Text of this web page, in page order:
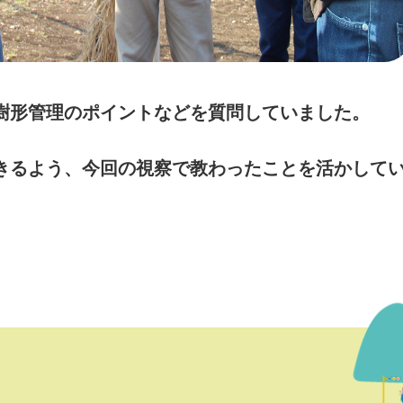
管理のポイントなどを質問していました。
よう、今回の視察で教わったことを活かして